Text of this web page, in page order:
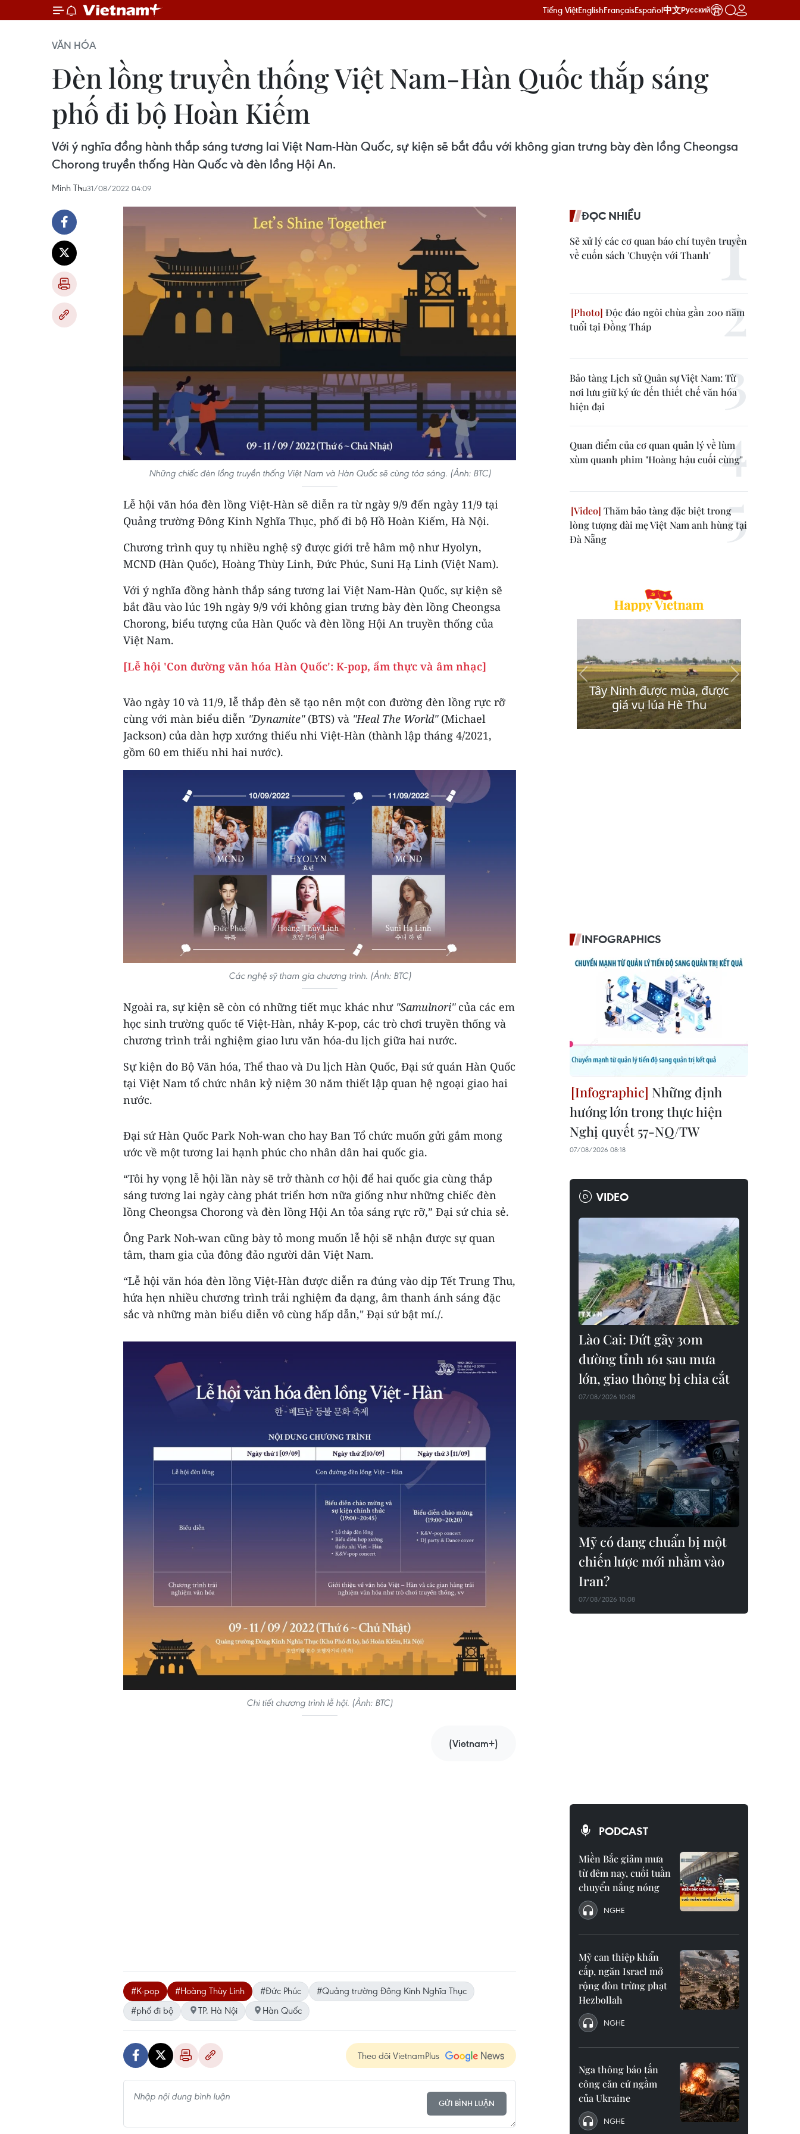
Tiếng ViệtEnglishFrançaisEspañol中文Русский
VĂN HÓA
Đèn lồng truyền thống Việt Nam-Hàn Quốc thắp sáng
phố đi bộ Hoàn Kiếm
Với ý nghĩa đồng hành thắp sáng tương lai Việt Nam-Hàn Quốc, sự kiện sẽ bắt đầu với không gian trưng bày đèn lồng Cheongsa
Chorong truyền thống Hàn Quốc và đèn lồng Hội An.
Minh Thu31/08/2022 04:09
Những chiếc đèn lồng truyền thống Việt Nam và Hàn Quốc sẽ cùng tỏa sáng. (Ảnh: BTC)
Lễ hội văn hóa đèn lồng Việt-Hàn sẽ diễn ra từ ngày 9/9 đến ngày 11/9 tại
Quảng trường Đông Kinh Nghĩa Thục, phố đi bộ Hồ Hoàn Kiếm, Hà Nội.
Chương trình quy tụ nhiều nghệ sỹ được giới trẻ hâm mộ như Hyolyn,
MCND (Hàn Quốc), Hoàng Thùy Linh, Đức Phúc, Suni Hạ Linh (Việt Nam).
Với ý nghĩa đồng hành thắp sáng tương lai Việt Nam-Hàn Quốc, sự kiện sẽ
bắt đầu vào lúc 19h ngày 9/9 với không gian trưng bày đèn lồng Cheongsa
Chorong, biểu tượng của Hàn Quốc và đèn lồng Hội An truyền thống của
Việt Nam.
[Lễ hội 'Con đường văn hóa Hàn Quốc': K-pop, ẩm thực và âm nhạc]
Vào ngày 10 và 11/9, lễ thắp đèn sẽ tạo nên một con đường đèn lồng rực rỡ
cùng với màn biểu diễn "Dynamite" (BTS) và "Heal The World"(Michael
Jackson) của dàn hợp xướng thiếu nhi Việt-Hàn (thành lập tháng 4/2021,
gồm 60 em thiếu nhi hai nước).
Các nghệ sỹ tham gia chương trình. (Ảnh: BTC)
Ngoài ra, sự kiện sẽ còn có những tiết mục khác như "Samulnori"của các em
học sinh trường quốc tế Việt-Hàn, nhảy K-pop, các trò chơi truyền thống và
chương trình trải nghiệm giao lưu văn hóa-du lịch giữa hai nước.
Sự kiện do Bộ Văn hóa, Thể thao và Du lịch Hàn Quốc, Đại sứ quán Hàn Quốc
tại Việt Nam tổ chức nhân kỷ niệm 30 năm thiết lập quan hệ ngoại giao hai
nước.
Đại sứ Hàn Quốc Park Noh-wan cho hay Ban Tổ chức muốn gửi gắm mong
ước về một tương lai hạnh phúc cho nhân dân hai quốc gia.
“Tôi hy vọng lễ hội lần này sẽ trở thành cơ hội để hai quốc gia cùng thắp
sáng tương lai ngày càng phát triển hơn nữa giống như những chiếc đèn
lồng Cheongsa Chorong và đèn lồng Hội An tỏa sáng rực rỡ,” Đại sứ chia sẻ.
Ông Park Noh-wan cũng bày tỏ mong muốn lễ hội sẽ nhận được sự quan
tâm, tham gia của đông đảo người dân Việt Nam.
“Lễ hội văn hóa đèn lồng Việt-Hàn được diễn ra đúng vào dịp Tết Trung Thu,
hứa hẹn nhiều chương trình trải nghiệm đa dạng, âm thanh ánh sáng đặc
sắc và những màn biểu diễn vô cùng hấp dẫn," Đại sứ bật mí./.
Chi tiết chương trình lễ hội. (Ảnh: BTC)
(Vietnam+)
#K-pop #Hoàng Thùy Linh #Đức Phúc
#Quảng trường Đông Kinh Nghĩa Thục
#phố đi bộ
TP. Hà Nội Hàn Quốc
Theo dõi VietnamPlus
GỬI BÌNH LUẬN
ĐỌC NHIỀU
Sẽ xử lý các cơ quan báo chí tuyên truyền
về cuốn sách 'Chuyện với Thanh'
Độc đáo ngôi chùa gần 200 năm
tuổi tại Đồng Tháp
Bảo tàng Lịch sử Quân sự Việt Nam: Từ
nơi lưu giữ ký ức đến thiết chế văn hóa
hiện đại
Quan điểm của cơ quan quản lý về lùm
xùm quanh phim "Hoàng hậu cuối cùng"
Thăm bảo tàng đặc biệt trong
lòng tượng đài mẹ Việt Nam anh hùng tại
Đà Nẵng
INFOGRAPHICS
Những định
hướng lớn trong thực hiện
Nghị quyết 57-NQ/TW
07/08/2026 08:18
VIDEO
Lào Cai: Đứt gãy 30m
đường tỉnh 161 sau mưa
lớn, giao thông bị chia cắt
07/08/2026 10:08
Mỹ có đang chuẩn bị một
chiến lược mới nhằm vào
Iran?
07/08/2026 10:08
PODCAST
Miền Bắc giảm mưa
từ đêm nay, cuối tuần
chuyển nắng nóng
NGHE
Mỹ can thiệp khẩn
cấp, ngăn Israel mở
rộng đòn trừng phạt
Hezbollah
NGHE
Nga thông báo tấn
công căn cứ ngầm
của Ukraine
NGHE